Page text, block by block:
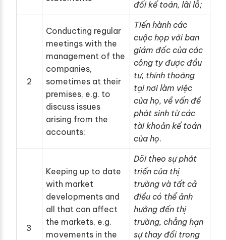
đối kế toán, lãi lỗ;
2
Conducting regular
meetings with the
management of the
companies,
sometimes at their
premises, e.g. to
discuss issues
arising from the
accounts;
Tiến hành các
cuộc họp với ban
giám đốc của các
công ty được đầu
tư, thỉnh thoảng
tại nơi làm việc
của họ, về vấn đề
phát sinh từ các
tài khoản kế toán
của họ.
3
Keeping up to date
with market
developments and
all that can affect
the markets, e.g.
movements in the
Dõi theo sự phát
triển của thị
trường và tất cả
điều có thể ảnh
hưởng đến thị
trường, chẳng hạn
sự thay đổi trong